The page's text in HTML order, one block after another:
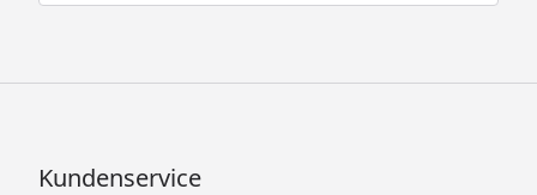
Kundenservice